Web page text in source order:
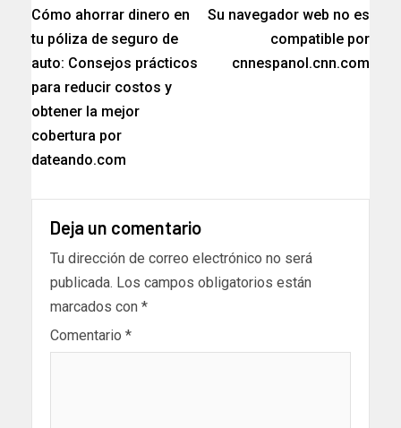
Cómo ahorrar dinero en
tu póliza de seguro de
auto: Consejos prácticos
para reducir costos y
obtener la mejor
cobertura por
dateando.com
Su navegador web no es
compatible por
cnnespanol.cnn.com
Deja un comentario
Tu dirección de correo electrónico no será
publicada. Los campos obligatorios están
marcados con *
Comentario *